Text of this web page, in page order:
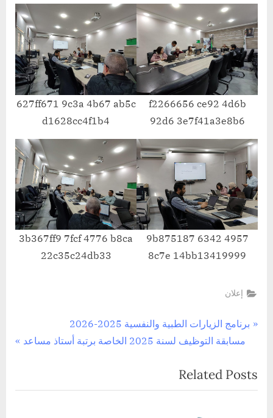
f2266656 ce92 4d6b
92d6 3e7f41a3e8b6
627ff671 9c3a 4b67 ab5c
d1628cc4f1b4
9b875187 6342 4957
8c7e 14bb13419999
3b367ff9 7fcf 4776 b8ca
22c35c24db33
إعلان
تصفّح
المقالات
P
v
i
برنامج الزيارات الطبية والنفسية 2025-2026
N
x
t
مسابقة التوظيف لسنة 2025 الخاصة برتبة أستاذ مساعد
Related Posts